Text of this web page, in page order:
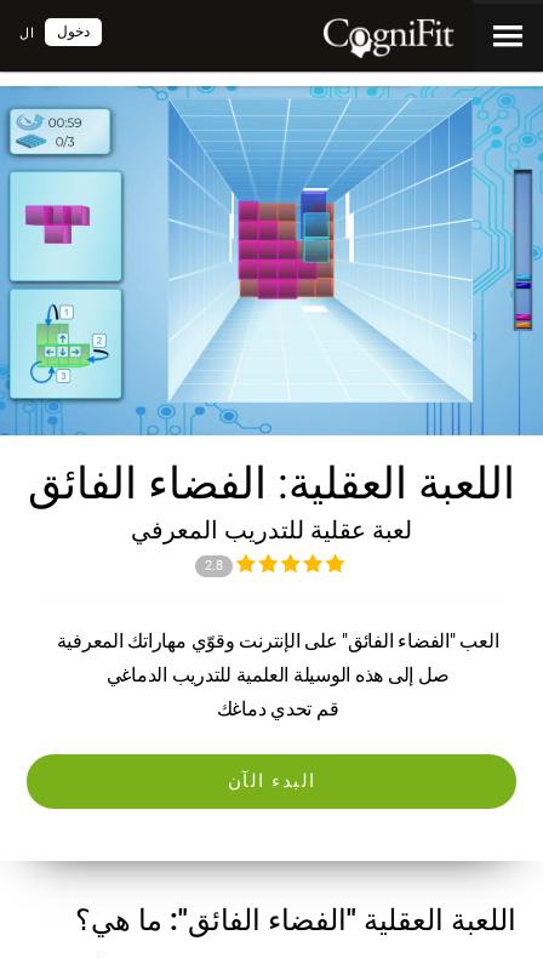
ال دخول
اللعبة العقلية: الفضاء الفائق
لعبة عقلية للتدريب المعرفي
2.8
العب "الفضاء الفائق" على الإنترنت وقوّي مهاراتك المعرفية
صل إلى هذه الوسيلة العلمية للتدريب الدماغي
قم تحدي دماغك
البدء الآن
اللعبة العقلية "الفضاء الفائق": ما هي؟